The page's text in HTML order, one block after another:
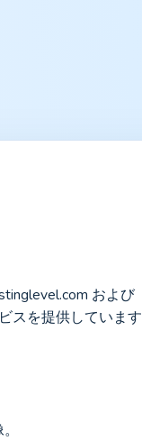
および
スを提供していま